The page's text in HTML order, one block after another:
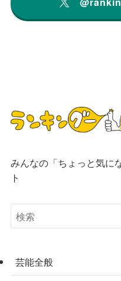
みんなの「ちょっと気に
ト
芸能全般